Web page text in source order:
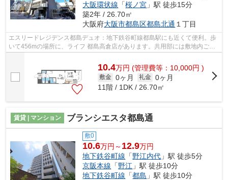
大阪環状線 「桜ノ宮 」駅 徒歩15分
築2年 / 26.70㎡
大阪府大阪市都島区都島北通 １丁目
エスリードレジデンス都島デュオ：地下鉄谷町線都島駅にも近くて便利。歩
いて456mの場所に、ライフ 都島高倉店があります。共用部には敷地内ごみ
10.4万円 (管理費等：10,000円 )
敷金 0ヶ月 礼金 0ヶ月
11階 / 1DK / 26.70㎡
賃貸 | マンション ブランシエスタ都島通
敷0
10.6万円～ 12.9万円
地下鉄谷町線 「野江内代 」駅 徒歩5分
京阪本線 「野江 」駅 徒歩10分
地下鉄谷町線 「都島 」駅 徒歩10分